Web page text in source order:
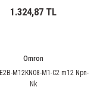
1.324,87 TL
Omron
M12KN08-M1-C2 m12 Npn-
Nk